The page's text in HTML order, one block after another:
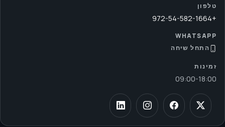
טלפון
+972-54-582-1664
WHATSAPP
התחל שיחה
זמינות
09:00-18:00